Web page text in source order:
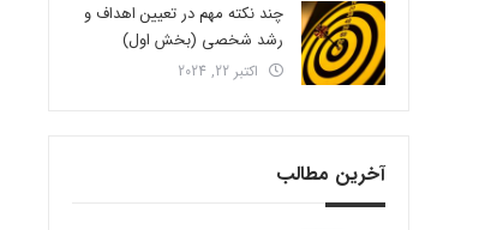
چند نکته مهم در تعیین اهداف و
رشد شخصی (بخش اول)
اکتبر 22, 2024
آخرین مطالب